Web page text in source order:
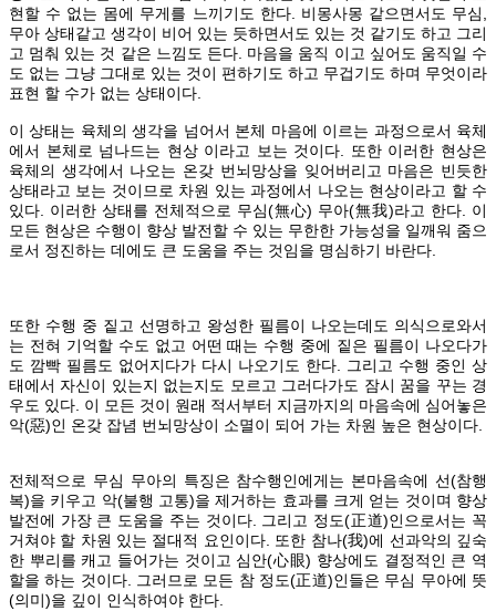
현할 수 없는 몸에 무게를 느끼기도 한다. 비몽사몽 같으면서도 무심,
무아 상태같고 생각이 비어 있는 듯하면서도 있는 것 같기도 하고 그리
고 멈춰 있는 것 같은 느낌도 든다. 마음을 움직 이고 싶어도 움직일 수
도 없는 그냥 그대로 있는 것이 편하기도 하고 무겁기도 하며 무엇이라
표현 할 수가 없는 상태이다.
이 상태는 육체의 생각을 넘어서 본체 마음에 이르는 과정으로서 육체
에서 본체로 넘나드는 현상 이라고 보는 것이다. 또한 이러한 현상은
육체의 생각에서 나오는 온갖 번뇌망상을 잊어버리고 마음은 빈듯한
상태라고 보는 것이므로 차원 있는 과정에서 나오는 현상이라고 할 수
있다. 이러한 상태를 전체적으로 무심(無心) 무아(無我)라고 한다. 이
모든 현상은 수행이 향상 발전할 수 있는 무한한 가능성을 일깨워 줌으
로서 정진하는 데에도 큰 도움을 주는 것임을 명심하기 바란다.
또한 수행 중 짙고 선명하고 왕성한 필름이 나오는데도 의식으로와서
는 전혀 기억할 수도 없고 어떤 때는 수행 중에 짙은 필름이 나오다가
도 깜빡 필름도 없어지다가 다시 나오기도 한다. 그리고 수행 중인 상
태에서 자신이 있는지 없는지도 모르고 그러다가도 잠시 꿈을 꾸는 경
우도 있다. 이 모든 것이 원래 적서부터 지금까지의 마음속에 심어놓은
악(惡)인 온갖 잡념 번뇌망상이 소멸이 되어 가는 차원 높은 현상이다.
전체적으로 무심 무아의 특징은 참수행인에게는 본마음속에 선(참행
복)을 키우고 악(불행 고통)을 제거하는 효과를 크게 얻는 것이며 향상
발전에 가장 큰 도움을 주는 것이다. 그리고 정도(正道)인으로서는 꼭
거쳐야 할 차원 있는 절대적 요인이다. 또한 참나(我)에 선과악의 깊숙
한 뿌리를 캐고 들어가는 것이고 심안(心眼) 향상에도 결정적인 큰 역
할을 하는 것이다. 그러므로 모든 참 정도(正道)인들은 무심 무아에 뜻
(의미)을 깊이 인식하여야 한다.